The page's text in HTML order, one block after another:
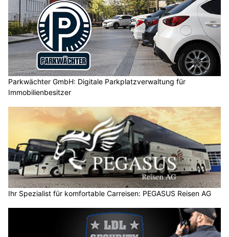
Parkwächter GmbH: Digitale Parkplatzverwaltung für
Immobilienbesitzer
Ihr Spezialist für komfortable Carreisen: PEGASUS Reisen AG